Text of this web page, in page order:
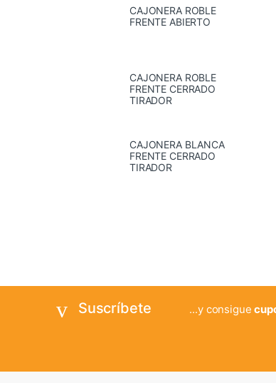
CAJONERA ROBLE
FRENTE ABIERTO
CAJONERA ROBLE
FRENTE CERRADO
TIRADOR
CAJONERA BLANCA
FRENTE CERRADO
TIRADOR
Suscríbete ...y consigue